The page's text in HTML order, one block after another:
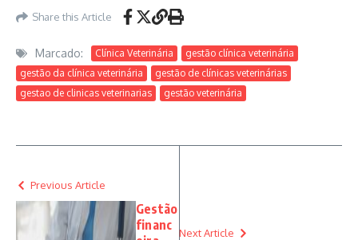
Share this Article
Marcado: Clínica Veterinária
gestão clínica veterinária
gestão da clínica veterinária
gestão de clínicas veterinárias
gestao de clinicas veterinarias
gestão veterinária
Previous Article
Gestão
financ
Next Article